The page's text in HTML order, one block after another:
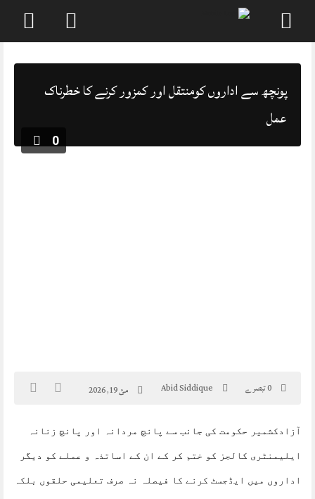
content
پونچھ سے اداروں کومنتقل اور کمزور کرنے کا خطرناک
عمل
0
Abid Siddique مئ 19, 2026
آزادکشمیر حکومت کی جانب سے پانچ مردانہ اور پانچ زنانہ
ایلیمنٹری کالجز کو ختم کر کے ان کے اساتذہ و عملے کو دیگر
اداروں میں ایڈجسٹ کرنے کا فیصلہ نہ صرف تعلیمی حلقوں بلکہ